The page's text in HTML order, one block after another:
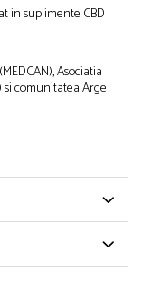
in suplimente CBD